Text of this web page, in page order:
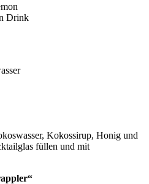
Drink
Kokossirup, Honig und
füllen und mit